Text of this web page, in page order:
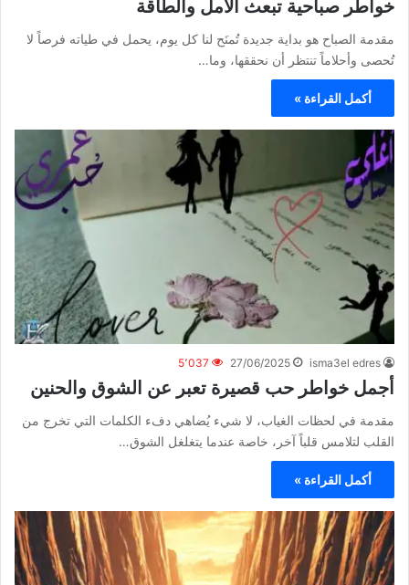
خواطر صباحية تبعث الأمل والطاقة
مقدمة الصباح هو بداية جديدة تُمنَح لنا كل يوم، يحمل في طياته فرصاً لا
تُحصى وأحلاماً تنتظر أن نحققها، وما…
أكمل القراءة »
isma3el edres
27/06/2025 5٬037
أجمل خواطر حب قصيرة تعبر عن الشوق والحنين
مقدمة في لحظات الغياب، لا شيء يُضاهي دفء الكلمات التي تخرج من
القلب لتلامس قلباً آخر، خاصة عندما يتغلغل الشوق…
أكمل القراءة »